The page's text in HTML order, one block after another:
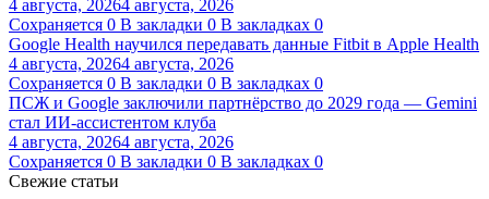
4 августа, 20264 августа, 2026
Сохраняется 0 В закладки 0 В закладках 0
Google Health научился передавать данные Fitbit в Apple Health
4 августа, 20264 августа, 2026
Сохраняется 0 В закладки 0 В закладках 0
ПСЖ и Google заключили партнёрство до 2029 года — Gemini
стал ИИ-ассистентом клуба
4 августа, 20264 августа, 2026
Сохраняется 0 В закладки 0 В закладках 0
Свежие статьи